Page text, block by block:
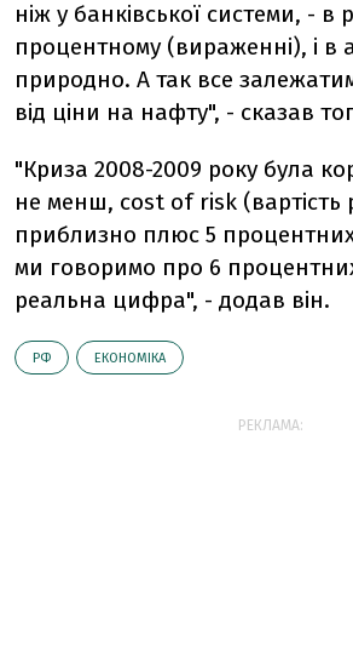
ніж у банківської системи, - в
процентному (вираженні), і в
природно. А так все
від ціни на нафту", - сказав
"Криза 2008-2009 року була
не менш, cost of risk (вартість
приблизно плюс 5 процентних
ми говоримо про 6
реальна цифра", - додав він.
РФ ЕКОНОМІКА
РЕКЛАМА: